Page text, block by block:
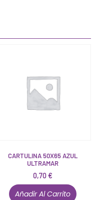
interesarte
CARTULINA 50X65 AZUL
ULTRAMAR
0,70€
Añadir Al Carrito